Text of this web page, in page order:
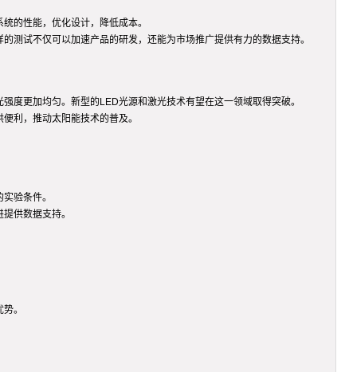
的性能，优化设计，降低成本。
测试不仅可以加速产品的研发，还能为市场推广提供有力的数据支持。
度更加均匀。新型的LED光源和激光技术有望在这一领域取得突破。
利，推动太阳能技术的普及。
验条件。
供数据支持。
。